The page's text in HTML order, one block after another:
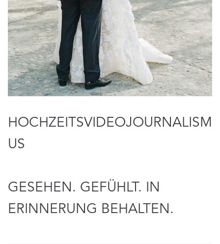
HOCHZEITSVIDEOJOURNALISM
US
GESEHEN. GEFÜHLT. IN
ERINNERUNG BEHALTEN.